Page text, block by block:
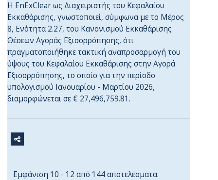
Η EnExClear ως Διαχειριστής του Κεφαλαίου
Εκκαθάρισης, γνωστοποιεί, σύμφωνα με το Μέρος
8, Ενότητα 2.27, του Κανονισμού Εκκαθάρισης
Θέσεων Αγοράς Εξισορρόπησης, ότι
πραγματοποιήθηκε τακτική αναπροσαρμογή του
ύψους του Κεφαλαίου Εκκαθάρισης στην Αγορά
Εξισορρόπησης, το οποίο για την περίοδο
υπολογισμού Ιανουαρίου - Μαρτίου 2026,
διαμορφώνεται σε € 27,496,759.81.
Εμφάνιση 10 - 12 από 144 αποτελέσματα.